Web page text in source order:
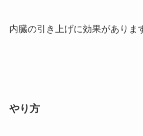
内臓の引き上げに効果がありま
やり方